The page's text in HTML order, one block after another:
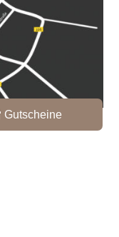
Gutscheine